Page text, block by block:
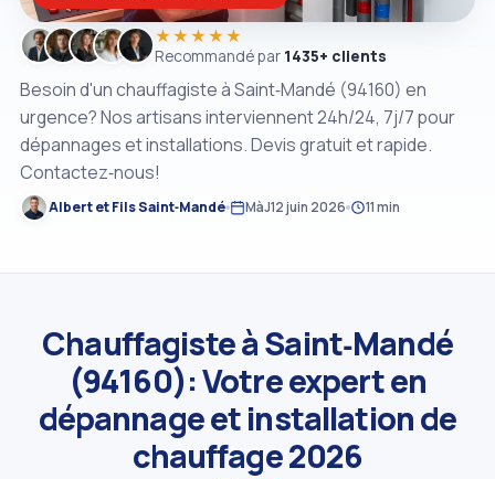
Besoin d'un chauffagiste à Saint‑Mandé (94160) en
urgence? Nos artisans interviennent 24h/24, 7j/7 pour
dépannages et installations. Devis gratuit et rapide.
Contactez‑nous!
Albert et Fils Saint‑Mandé MàJ12 juin 2026 11 min
★★★★★
Recommandé par 1435+ clients
Chauffagiste à Saint‑Mandé
(94160): Votre expert en
dépannage et installation de
chauffage 2026